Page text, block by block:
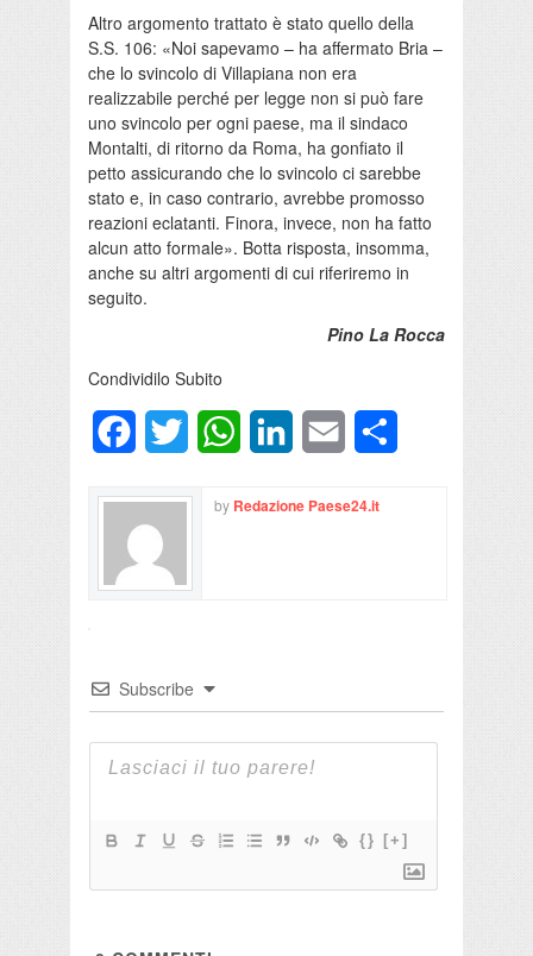
Altro argomento trattato è stato quello della
S.S. 106: «Noi sapevamo – ha affermato Bria –
che lo svincolo di Villapiana non era
realizzabile perché per legge non si può fare
uno svincolo per ogni paese, ma il sindaco
Montalti, di ritorno da Roma, ha gonfiato il
petto assicurando che lo svincolo ci sarebbe
stato e, in caso contrario, avrebbe promosso
reazioni eclatanti. Finora, invece, non ha fatto
alcun atto formale». Botta risposta, insomma,
anche su altri argomenti di cui riferiremo in
seguito.
Pino La Rocca
Condividilo Subito
FacebookTwitter WhatsAppLinkedInEmail
by Redazione Paese24.it
Subscribe
{} [+]